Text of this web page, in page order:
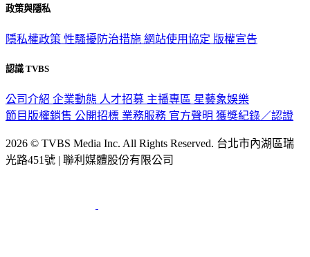
政策與隱私
隱私權政策 性騷擾防治措施 網站使用協定 版權宣告
認識 TVBS
公司介紹 企業動態 人才招募 主播專區 星藝象娛樂
節目版權銷售 公開招標 業務服務 官方聲明 獲獎紀錄／認證
2026 © TVBS Media Inc. All Rights Reserved. 台北市內湖區瑞
光路451號 | 聯利媒體股份有限公司